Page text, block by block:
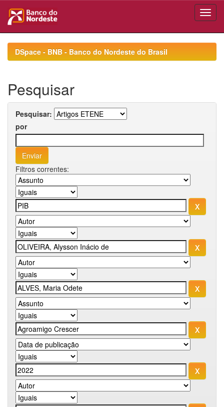
navigationDSpace - BNB - Banco do Nordeste do Brasil
Pesquisar
Pesquisar:
por
Filtros correntes: